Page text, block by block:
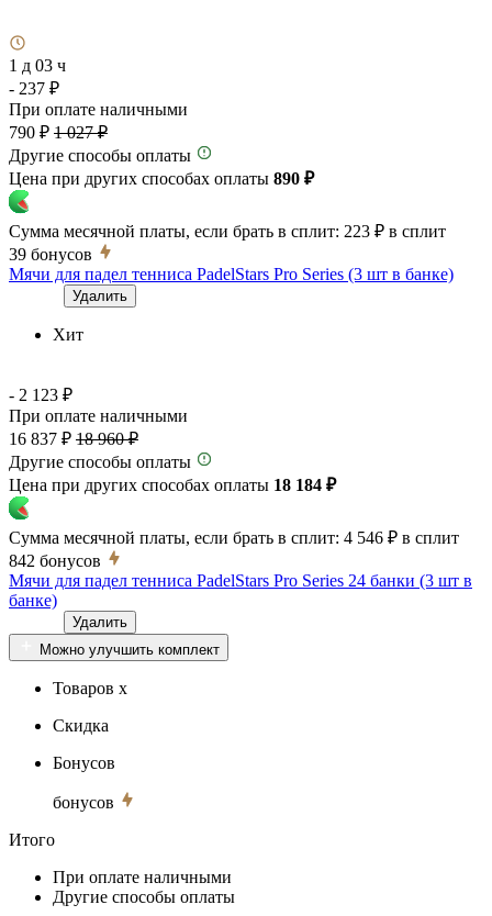
1 д 03 ч
- 237 ₽
При оплате наличными
790 ₽ 1 027 ₽
Другие способы оплаты
Цена при других способах оплаты 890 ₽
Сумма месячной платы, если брать в сплит: 223 ₽ в сплит
39 бонусов
Мячи для падел тенниса PadelStars Pro Series (3 шт в банке)
Удалить
Хит
- 2 123 ₽
При оплате наличными
16 837 ₽ 18 960 ₽
Другие способы оплаты
Цена при других способах оплаты 18 184 ₽
Сумма месячной платы, если брать в сплит: 4 546 ₽ в сплит
842 бонусов
Мячи для падел тенниса PadelStars Pro Series 24 банки (3 шт в
банке)
Удалить
Можно улучшить комплект
Товаров x
Скидка
Бонусов
бонусов
Итого
При оплате наличными
Другие способы оплаты